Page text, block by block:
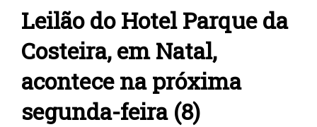
Leilão do Hotel Parque da
Costeira, em Natal,
acontece na próxima
segunda-feira (8)